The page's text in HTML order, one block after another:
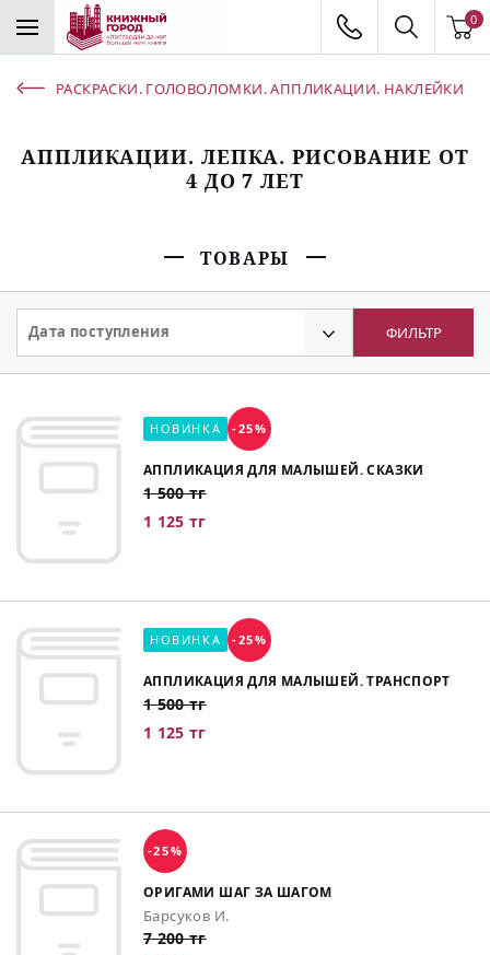
0
РАСКРАСКИ. ГОЛОВОЛОМКИ. АППЛИКАЦИИ. НАКЛЕЙКИ
АППЛИКАЦИИ. ЛЕПКА. РИСОВАНИЕ ОТ
4 ДО 7 ЛЕТ
ТОВАРЫ
Дата поступления ФИЛЬТР
НОВИНКА -25%
АППЛИКАЦИЯ ДЛЯ МАЛЫШЕЙ. СКАЗКИ
1 500 тг
1 125 тг
НОВИНКА -25%
АППЛИКАЦИЯ ДЛЯ МАЛЫШЕЙ. ТРАНСПОРТ
1 500 тг
1 125 тг
-25%
ОРИГАМИ ШАГ ЗА ШАГОМ
Барсуков И.
7 200 тг